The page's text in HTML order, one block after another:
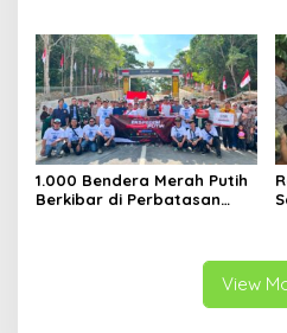
1.000 Bendera Merah Putih
Berkibar di Perbatasan
View